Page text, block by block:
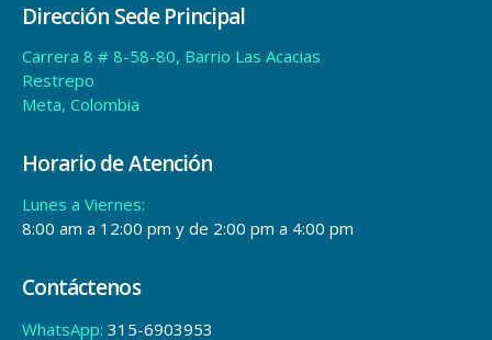
Dirección Sede Principal
Carrera 8 # 8-58-80, Barrio Las Acacias
Restrepo
Meta, Colombia
Horario de Atención
Lunes a Viernes:
8:00 am a 12:00 pm y de 2:00 pm a 4:00 pm
Contáctenos
WhatsApp: 315-6903953